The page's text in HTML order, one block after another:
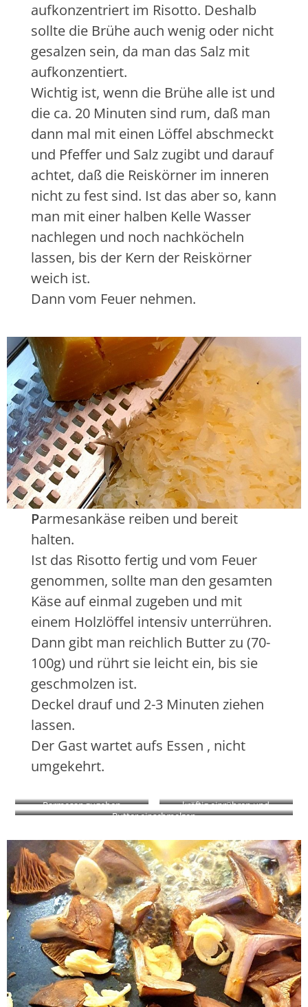
aufkonzentriert im Risotto. Deshalb
sollte die Brühe auch wenig oder nicht
gesalzen sein, da man das Salz mit
aufkonzentiert.
Wichtig ist, wenn die Brühe alle ist und
die ca. 20 Minuten sind rum, daß man
dann mal mit einen Löffel abschmeckt
und Pfeffer und Salz zugibt und darauf
achtet, daß die Reiskörner im inneren
nicht zu fest sind. Ist das aber so, kann
man mit einer halben Kelle Wasser
nachlegen und noch nachköcheln
lassen, bis der Kern der Reiskörner
weich ist.
Dann vom Feuer nehmen.
Parmesankäse reiben und bereit
halten.
Ist das Risotto fertig und vom Feuer
genommen, sollte man den gesamten
Käse auf einmal zugeben und mit
einem Holzlöffel intensiv unterrühren.
Dann gibt man reichlich Butter zu (70-
100g) und rührt sie leicht ein, bis sie
geschmolzen ist.
Deckel drauf und 2-3 Minuten ziehen
lassen.
Der Gast wartet aufs Essen , nicht
umgekehrt.
Parmesan zugeben
kräftig einrühren und
einschmelzen lassen
Butter einschmelzen